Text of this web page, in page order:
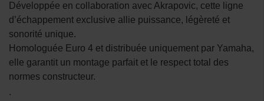
Développée en collaboration avec Akrapovic, cette ligne
d’échappement exclusive allie puissance, légèreté et
sonorité unique.
Homologuée Euro 4 et distribuée uniquement par Yamaha,
elle garantit un montage parfait et le respect total des
normes constructeur.
.